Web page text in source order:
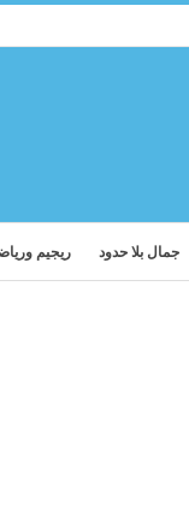
جمال بلا حدود ريجيم